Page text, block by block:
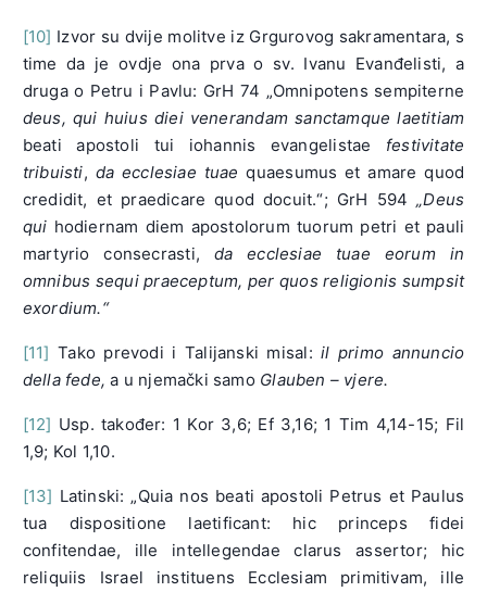
[10] Izvor su dvije molitve iz Grgurovog sakramentara, s
time da je ovdje ona prva o sv. Ivanu Evanđelisti, a
druga o Petru i Pavlu: GrH 74 „Omnipotens sempiterne
deus, qui huius diei venerandam sanctamque laetitiam
beati apostoli tui iohannis evangelistae festivitate
tribuisti, da ecclesiae tuae quaesumus et amare quod
credidit, et praedicare quod docuit.“; GrH 594„Deus
qui hodiernam diem apostolorum tuorum petri et pauli
martyrio consecrasti, da ecclesiae tuae eorum in
omnibus sequi praeceptum, per quos religionis sumpsit
exordium.“
[11] Tako prevodi i Talijanski misal:il primo annuncio
della fede, a u njemački samo Glauben – vjere.
[12] Usp. također: 1 Kor 3,6; Ef 3,16; 1 Tim 4,14-15; Fil
1,9; Kol 1,10.
[13] Latinski: „Quia nos beati apostoli Petrus et Paulus
tua dispositione laetificant: hic princeps fidei
confitendae, ille intellegendae clarus assertor; hic
reliquiis Israel instituens Ecclesiam primitivam, ille